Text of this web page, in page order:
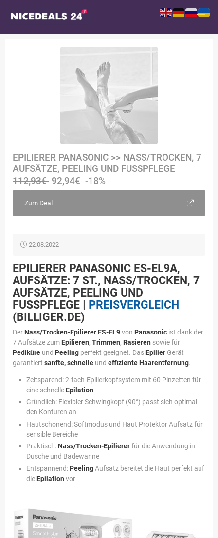
EPILIERER PANASONIC >> NASS/TROCKEN, 7
AUFSÄTZE, PEELING UND FUSSPFLEGE
112,93€ 92,94€ -18%
Zum Deal
22.08.2022
EPILIERER PANASONIC ES-EL9A,
AUFSÄTZE: 7 ST., NASS/TROCKEN, 7
AUFSÄTZE, PEELING UND
FUSSPFLEGE | PREISVERGLEICH
(BILLIGER.DE)
Der Nass/Trocken-Epilierer ES-EL9von Panasonic ist dank der
7 Aufsätze zum Epilieren, Trimmen, Rasieren sowie für
Pediküre und Peeling perfekt geeignet. Das Epilier Gerät
garantiert sanfte, schnelle und effiziente Haarentfernung.
Zeitsparend: 2-fach-Epilierkopfsystem mit 60 Pinzetten für
eine schnelle Epilation
Gründlich: Flexibler Schwingkopf (90°) passt sich optimal
den Konturen an
Hautschonend: Softmodus und Haut Protektor Aufsatz für
sensible Bereiche
Praktisch: Nass/Trocken-Epiliererfür die Anwendung in
Dusche und Badewanne
Entspannend: PeelingAufsatz bereitet die Haut perfekt auf
die Epilation vor